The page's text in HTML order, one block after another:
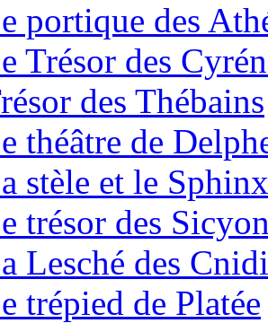
portique des
Trésor des
des Thébains
théâtre de
stèle et le
trésor des
Lesché des
trépied de Platée